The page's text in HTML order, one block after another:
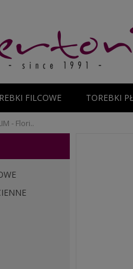
FILCOWE TOREBKI
- Flori..